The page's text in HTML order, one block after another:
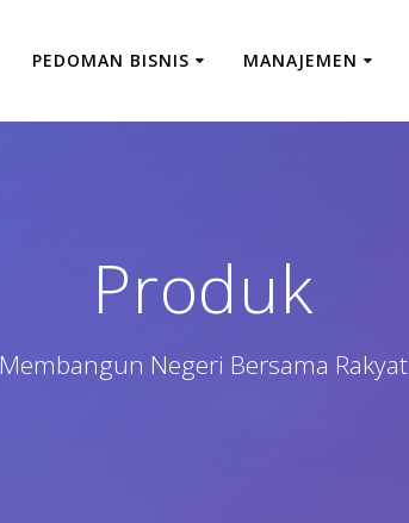
PEDOMAN BISNIS MANAJEMEN
Produk
Membangun Negeri Bersama Rakyat